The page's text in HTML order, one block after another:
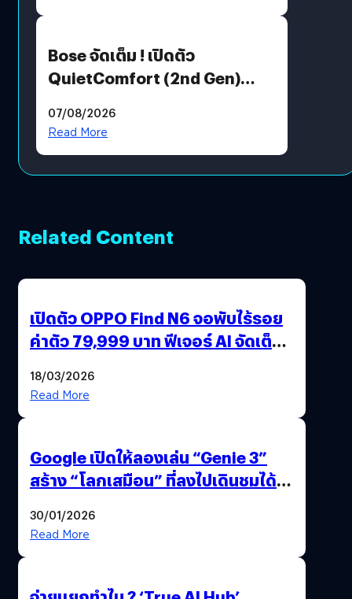
Bose จัดเต็ม ! เปิดตัว
QuietComfort (2nd Gen)
07/08/2026
Read More
Related Content
เปิดตัว OPPO Find N6 จอพับไร้รอย
ค่าตัว 79,999 บาท ฟีเจอร์ AI จัดเต็ม
18/03/2026
Read More
Google เปิดให้ลองเล่น “Genie 3”
สร้าง “โลกเสมือน” ที่ลงไปเดินชมได้
30/01/2026
Read More